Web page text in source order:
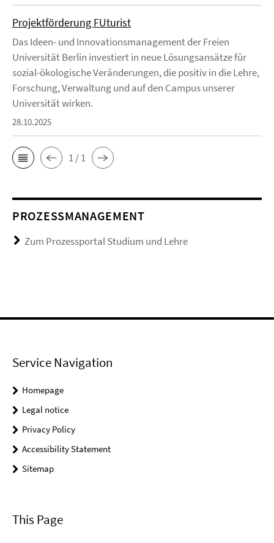
Projektförderung FUturist
Das Ideen- und Innovationsmanagement der Freien
Universität Berlin investiert in neue Lösungsansätze für
sozial-ökologische Veränderungen, die positiv in die Lehre,
Forschung, Verwaltung und auf den Campus unserer
Universität wirken.
28.10.2025
1 / 1
PROZESSMANAGEMENT
Zum Prozessportal Studium und Lehre
Service Navigation
Homepage
Legal notice
Privacy Policy
Accessibility Statement
Sitemap
This Page